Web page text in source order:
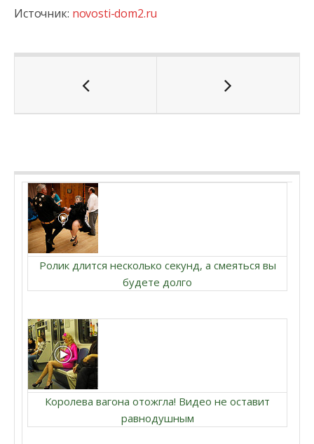
Источник: novosti-dom2.ru
Ролик длится несколько секунд, а смеяться вы
будете долго
Королева вагона отожгла! Видео не оставит
равнодушным